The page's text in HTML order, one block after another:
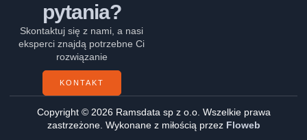
pytania?
Skontaktuj się z nami, a nasi
eksperci znajdą potrzebne Ci
rozwiązanie
KONTAKT
Copyright © 2026 Ramsdata sp z o.o. Wszelkie prawa
zastrzeżone. Wykonane z miłością przez Floweb